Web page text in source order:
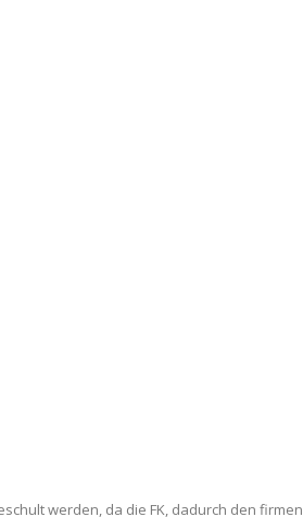
werden, da die FK, dadurch den